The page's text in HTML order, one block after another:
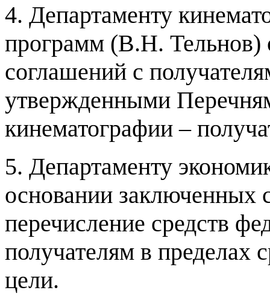
4. Департаменту
программ (В.Н. Тельнов)
соглашений с
утвержденными
кинематографии–
5. Департаменту
основании заключенных
перечисление средств
получателям в пределах
цели.